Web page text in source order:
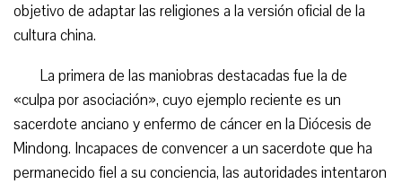
objetivo de adaptar las religiones a la versión oficial de la
cultura china.
La primera de las maniobras destacadas fue la de
«culpa por asociación», cuyo ejemplo reciente es un
sacerdote anciano y enfermo de cáncer en la Diócesis de
Mindong. Incapaces de convencer a un sacerdote que ha
permanecido fiel a su conciencia, las autoridades intentaron